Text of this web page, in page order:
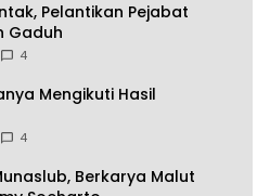
Pelantikan Pejabat
Gaduh
4
Mengikuti Hasil
4
Berkarya Malut